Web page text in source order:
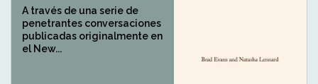
A través de una serie de
penetrantes conversaciones
publicadas originalmente en
el New...